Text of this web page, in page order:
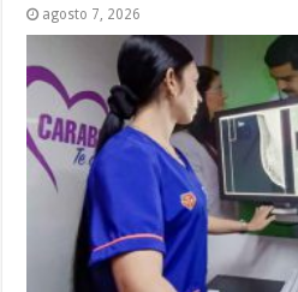
agosto 7, 2026